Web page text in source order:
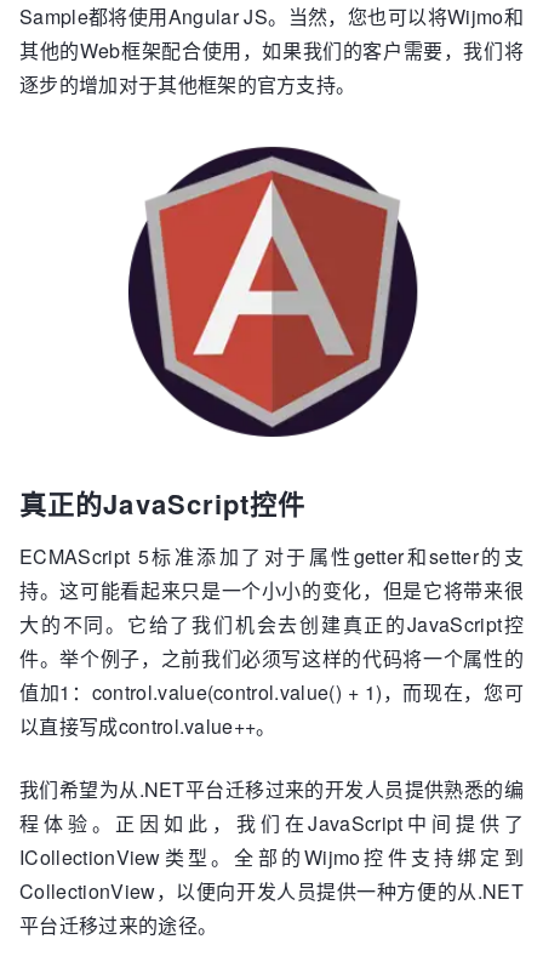
Sample都将使用Angular JS。当然，您也可以将Wijmo和
其他的Web框架配合使用，如果我们的客户需要，我们将
逐步的增加对于其他框架的官方支持。
真正的JavaScript控件
ECMAScript 5标准添加了对于属性getter和setter的支
持。这可能看起来只是一个小小的变化，但是它将带来很
大的不同。它给了我们机会去创建真正的JavaScript控
件。举个例子，之前我们必须写这样的代码将一个属性的
值加1：control.value(control.value() + 1)，而现在，您可
以直接写成control.value++。
我们希望为从.NET平台迁移过来的开发人员提供熟悉的编
程体验。正因如此，我们在JavaScript中间提供了
ICollectionView类型。全部的Wijmo控件支持绑定到
CollectionView，以便向开发人员提供一种方便的从.NET
平台迁移过来的途径。